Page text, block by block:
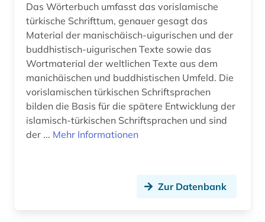
Das Wörterbuch umfasst das vorislamische
türkische Schrifttum, genauer gesagt das
Material der manischäisch-uigurischen und der
buddhistisch-uigurischen Texte sowie das
Wortmaterial der weltlichen Texte aus dem
manichäischen und buddhistischen Umfeld. Die
vorislamischen türkischen Schriftsprachen
bilden die Basis für die spätere Entwicklung der
islamisch-türkischen Schriftsprachen und sind
der ... Mehr Informationen
Zur Datenbank